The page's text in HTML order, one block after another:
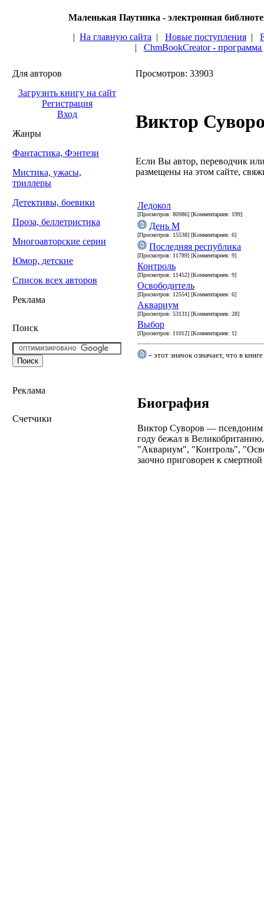
Маленькая Паутинка - электронная
| На главную сайта | Новые поступления |
| ChmBookCreator -
Для авторов
Загрузить книгу на сайт
Регистрация
Вход
Жанры
Фантастика, Фэнтези
Мистика, ужасы,
триллеры
Детективы, боевики
Проза, беллетристика
Многоавторские серии
Юмор, детские
Список всех авторов
Реклама
Поиск
Реклама
Счетчики
Просмотров: 33903
Виктор
Если Вы автор, переводчик
размещены на этом сайте,
Ледокол
[Просмотров: 80986] [Комментариев: 199]
День М
[Просмотров: 15538] [Комментариев: 6]
Последняя республика
[Просмотров: 11789] [Комментариев: 9]
Контроль
[Просмотров: 11452] [Комментариев: 9]
Освободитель
[Просмотров: 12554] [Комментариев: 6]
Аквариум
[Просмотров: 53131] [Комментариев: 28]
Выбор
[Просмотров: 11012] [Комментариев: 1]
- этот значок означает, что в
Биография
Виктор Суворов — псевдоним
году бежал в
"Аквариум", "Контроль",
заочно приговорен к смертной